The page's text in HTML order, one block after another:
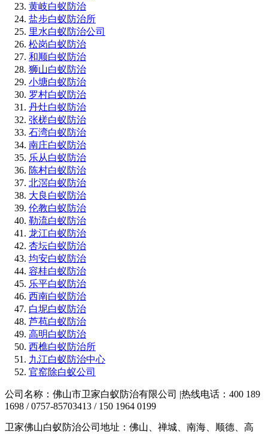
黄岐白蚁防治
盐步白蚁防治所
里水白蚁防治公司
松岗白蚁防治
和顺白蚁防治
狮山白蚁防治
小塘白蚁防治
罗村白蚁防治
丹灶白蚁防治
张槎白蚁防治
石湾白蚁防治
南庄白蚁防治
乐从白蚁防治
陈村白蚁防治
北滘白蚁防治
大良白蚁防治
伦教白蚁防治
勒流白蚁防治
龙江白蚁防治
杏坛白蚁防治
均安白蚁防治
容桂白蚁防治
乐平白蚁防治
西南白蚁防治
白坭白蚁防治
芦苞白蚁防治
高明白蚁防治
西樵白蚁防治所
九江白蚁防治中心
官窑除白蚁公司
公司名称：佛山市卫家白蚁防治有限公司 |热线电话：400 189
1698 / 0757-85703413 / 150 1964 0199
卫家佛山白蚁防治公司地址：佛山、禅城、南海、顺德、高